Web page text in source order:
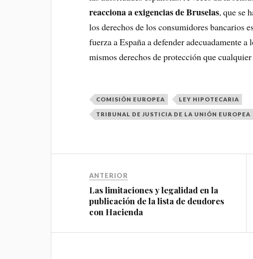
reacciona a exigencias de Bruselas, que se
los derechos de los consumidores bancarios
fuerza a España a defender adecuadamente
mismos derechos de protección que
COMISIÓN EUROPEA LEY HIPOTECARIA
TRIBUNAL DE JUSTICIA DE LA UNIÓN EUROPEA
ANTERIOR
Las limitaciones y legalidad en la
publicación de la lista de deudores
con Hacienda